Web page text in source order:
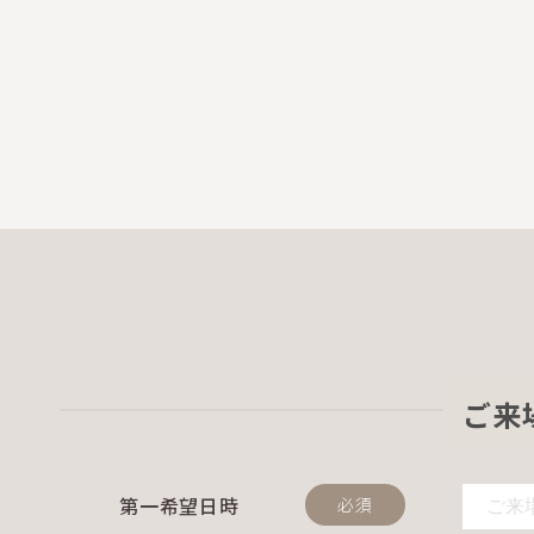
ご来
第一希望日時 必須